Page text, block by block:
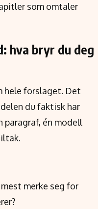
som omtaler
hva bryr du deg
hele forslaget. Det
du faktisk har
paragraf, én modell
merke seg for